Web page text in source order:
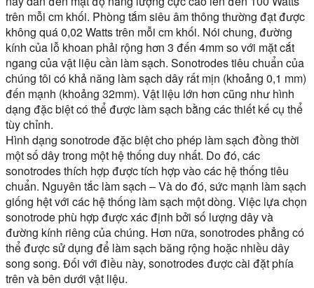
trên mỗi cm khối. Phòng tắm siêu âm thông thường đạt được
không quá 0,02 Watts trên mỗi cm khối. Nói chung, đường
kính của lỗ khoan phải rộng hơn 3 đến 4mm so với mặt cắt
ngang của vật liệu cần làm sạch. Sonotrodes tiêu chuẩn của
chúng tôi có khả năng làm sạch dây rất mịn (khoảng 0,1 mm)
đến mạnh (khoảng 32mm). Vật liệu lớn hơn cũng như hình
dạng đặc biệt có thể được làm sạch bằng các thiết kế cụ thể
tùy chỉnh.
Hình dạng sonotrode đặc biệt cho phép làm sạch đồng thời
một số dây trong một hệ thống duy nhất. Do đó, các
sonotrodes thích hợp được tích hợp vào các hệ thống tiêu
chuẩn. Nguyên tắc làm sạch – Và do đó, sức mạnh làm sạch
giống hệt với các hệ thống làm sạch một dòng. Việc lựa chọn
sonotrode phù hợp được xác định bởi số lượng dây và
đường kính riêng của chúng. Hơn nữa, sonotrodes phẳng có
thể được sử dụng để làm sạch băng rộng hoặc nhiều dây
song song. Đối với điều này, sonotrodes được cài đặt phía
trên và bên dưới vật liệu.